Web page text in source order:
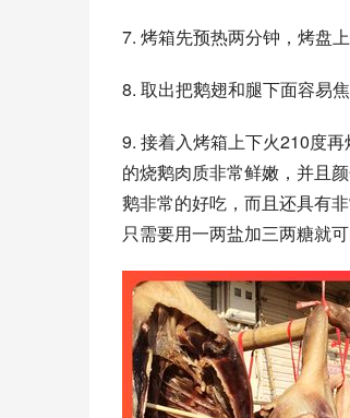
7. 烤箱先预热两分钟，烤盘
8. 取出把鹅翅和腿下面容易
9. 接着入烤箱上下火210度
的烧鹅肉质非常鲜嫩，并且
鹅非常的好吃，而且还具有
只需要用一两盐加三两糖就